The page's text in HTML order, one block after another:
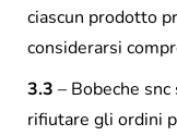
ciascun prodotto
considerarsi
3.3 – Bobeche
rifiutare gli ordini